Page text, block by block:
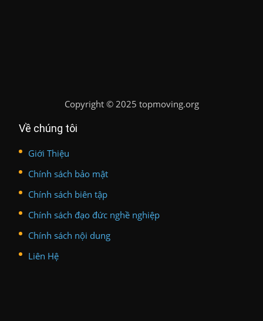
Copyright © 2025 topmoving.org
Về chúng tôi
Giới Thiệu
Chính sách bảo mật
Chính sách biên tập
Chính sách đạo đức nghề nghiệp
Chính sách nội dung
Liên Hệ